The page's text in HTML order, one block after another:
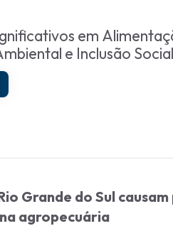
em
e Inclusão Social
Grande do Sul
agropecuária